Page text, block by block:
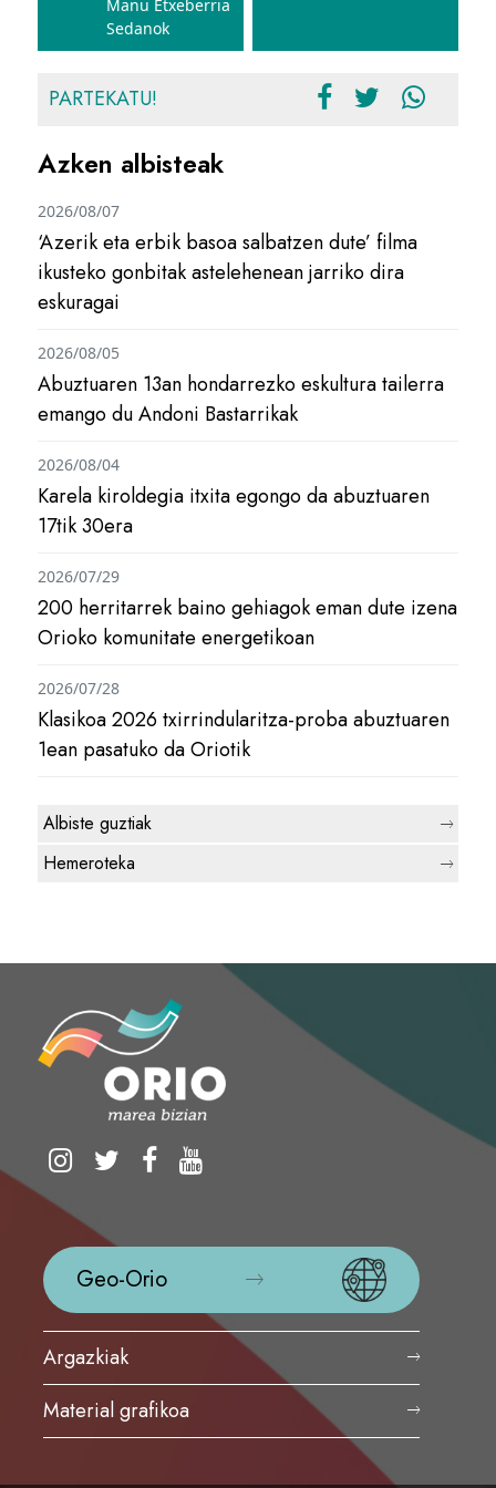
Manu Etxeberria
Sedanok
PARTEKATU!
Azken albisteak
‘Azerik eta erbik basoa salbatzen dute’ filma
ikusteko gonbitak astelehenean jarriko dira
eskuragai
2026/08/07
Abuztuaren 13an hondarrezko eskultura tailerra
emango du Andoni Bastarrikak
2026/08/05
Karela kiroldegia itxita egongo da abuztuaren
17tik 30era
2026/08/04
200 herritarrek baino gehiagok eman dute izena
Orioko komunitate energetikoan
2026/07/29
Klasikoa 2026 txirrindularitza-proba abuztuaren
1ean pasatuko da Oriotik
2026/07/28
Albiste guztiak
Hemeroteka
Geo-Orio
Argazkiak
Material grafikoa